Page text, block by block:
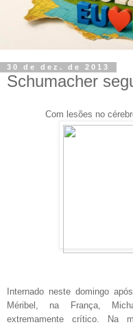
30 de dez. de 2013
Schumacher
Com lesões no
Internado neste domingo
Méribel, na França,
extremamente crítico. Na